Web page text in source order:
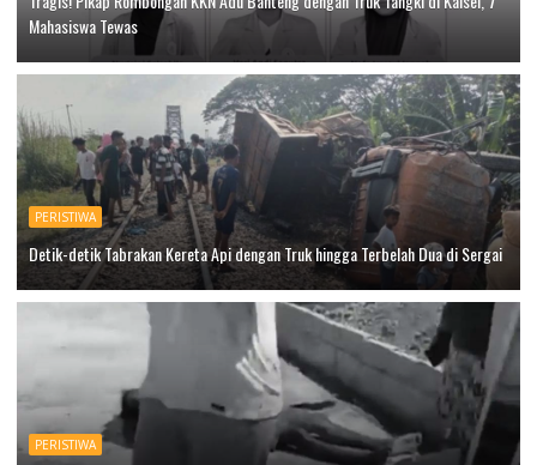
Mahasiswa Tewas
PERISTIWA
Detik-detik Tabrakan Kereta Api dengan Truk hingga Terbelah Dua di Sergai
PERISTIWA